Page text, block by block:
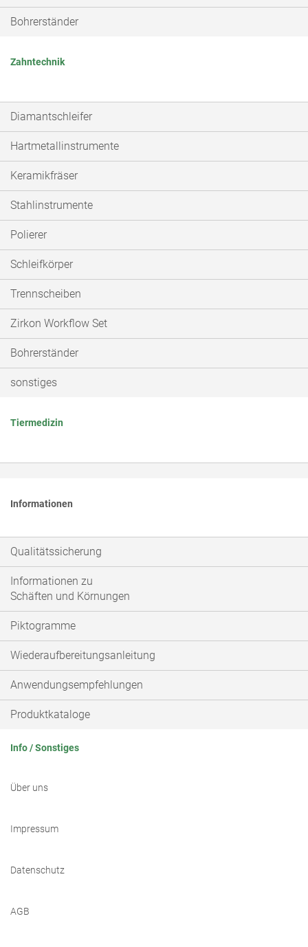
Bohrerständer
Zahntechnik
Diamantschleifer
Hartmetallinstrumente
Keramikfräser
Stahlinstrumente
Polierer
Schleifkörper
Trennscheiben
Zirkon Workflow Set
Bohrerständer
sonstiges
Tiermedizin
Informationen
Qualitätssicherung
Informationen zu
Schäften und Körnungen
Piktogramme
Wiederaufbereitungsanleitung
Anwendungsempfehlungen
Produktkataloge
Info / Sonstiges
Über uns
Impressum
Datenschutz
AGB